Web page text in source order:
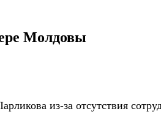
Молдовы
из-за отсутствия